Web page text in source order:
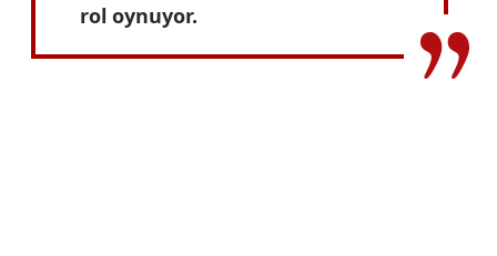
rol oynuyor.